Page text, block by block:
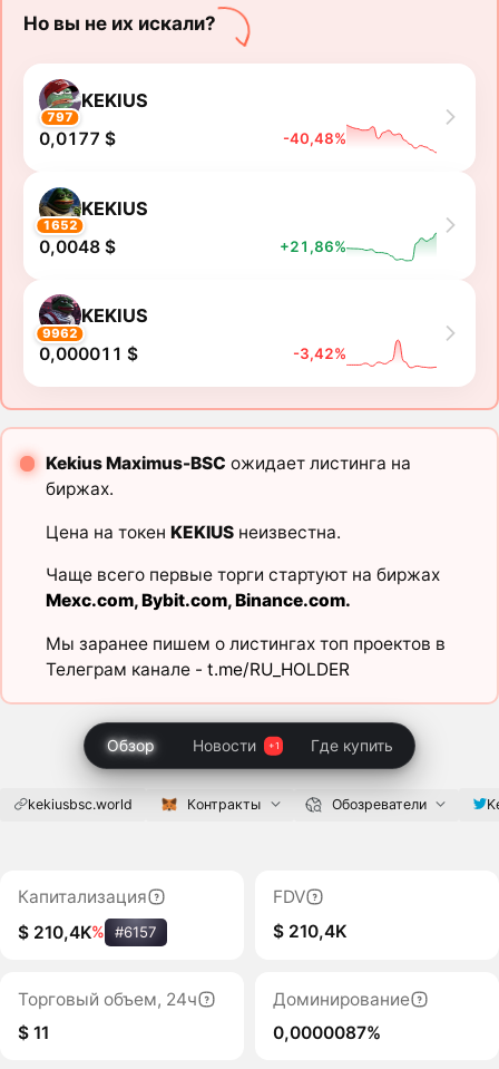
Но вы не их искали?
797
KEKIUS
0,0177 $ -40,48%
1652
KEKIUS
0,0048 $ +21,86%
9962
KEKIUS
0,000011 $ -3,42%
Kekius Maximus-BSC ожидает листинга на
биржах.
Цена на токен KEKIUSнеизвестна.
Чаще всего первые торги стартуют на биржах
Mexc.com,Bybit.com,Binance.com.
Мы заранее пишем о листингах топ проектов в
Телеграм канале - t.me/RU_HOLDER
Обзор Новости Где купить
kekiusbsc.world Контракты Обозреватели
Капитализация
$ 210,4K% #6157
FDV
$ 210,4K
Торговый объем, 24ч
$ 11
Доминирование
0,0000087%